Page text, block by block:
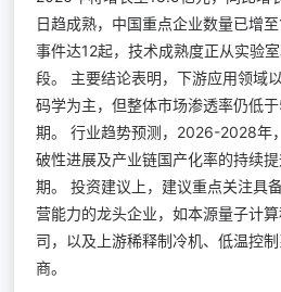
日趋成熟，中国重点企业数量已增
事件达12起，技术成熟度正从实验
段。 主要结论表明，下游应用领域
码学为主，但整体市场渗透率仍低
期。 行业趋势预测，2026-2028年
破性进展及产业链国产化率的持续
期。 投资建议上，建议重点关注具
营能力的龙头企业，如本源量子计
司，以及上游稀释制冷机、低温控
商。